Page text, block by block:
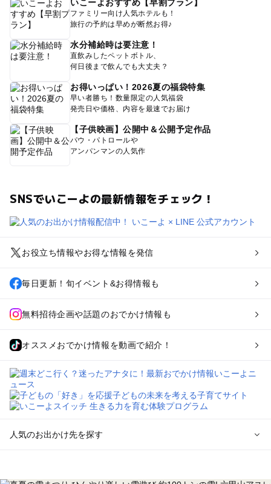
いこーよおすすめ【早割プラン】
ファミリー向け人気ホテルも！
旅行の予約は早めが断然お得♪
水分補給時は要注意！
直飲みしたペットボトル、
何日後まで飲んでも大丈夫？
お得いっぱい！2026夏の福袋特集
早い者勝ち！数量限定の人気福袋
発売日や価格、内容を最速でお届け
【子供映画】公開中＆公開予定作品
パウ・パトロールや
アンパンマンの人気作
SNSでいこーよの最新情報をチェック！
お役立ち情報やお得な情報を発信
毎日更新！旬イベント&お得情報も
無料招待企画や話題のおでかけ情報も
オススメおでかけ情報を動画で紹介！
人気のお出かけ先を探す
北海道･東北のプールおでかけ